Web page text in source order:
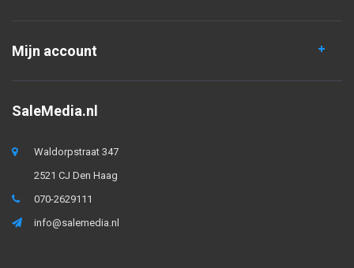
Mijn account
SaleMedia.nl
Waldorpstraat 347
2521 CJ Den Haag
070-2629111
info@salemedia.nl